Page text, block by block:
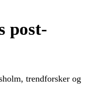
post-
trendforsker og